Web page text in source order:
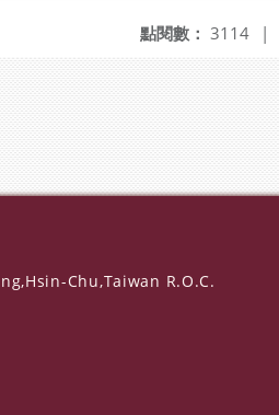
點閱數： 3114 |
Chu,Taiwan R.O.C.